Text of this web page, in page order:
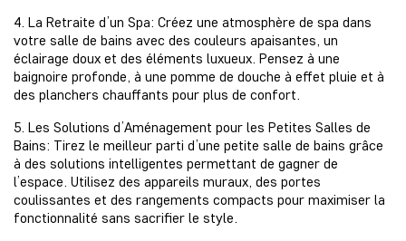
4. La Retraite d’un Spa: Créez une atmosphère de spa dans
votre salle de bains avec des couleurs apaisantes, un
éclairage doux et des éléments luxueux. Pensez à une
baignoire profonde, à une pomme de douche à effet pluie et à
des planchers chauffants pour plus de confort.
5. Les Solutions d’Aménagement pour les Petites Salles de
Bains: Tirez le meilleur parti d’une petite salle de bains grâce
à des solutions intelligentes permettant de gagner de
l’espace. Utilisez des appareils muraux, des portes
coulissantes et des rangements compacts pour maximiser la
fonctionnalité sans sacrifier le style.